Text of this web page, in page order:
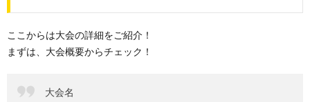
ここからは大会の詳細をご紹介！
まずは、大会概要からチェック！
大会名